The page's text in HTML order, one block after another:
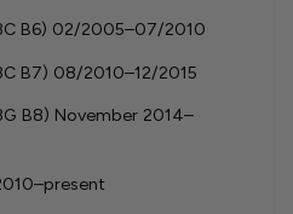
B6) 02/2005–07/2010
B7) 08/2010–12/2015
B8) November 2014–